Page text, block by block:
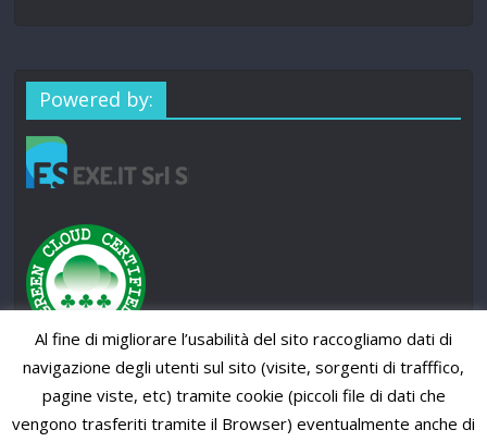
Powered by:
Al fine di migliorare l’usabilità del sito raccogliamo dati di
navigazione degli utenti sul sito (visite, sorgenti di trafffico,
pagine viste, etc) tramite cookie (piccoli file di dati che
vengono trasferiti tramite il Browser) eventualmente anche di